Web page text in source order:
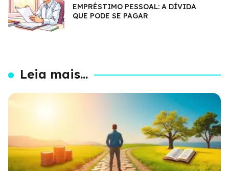
EMPRÉSTIMO PESSOAL: A DÍVIDA
QUE PODE SE PAGAR
Leia mais...